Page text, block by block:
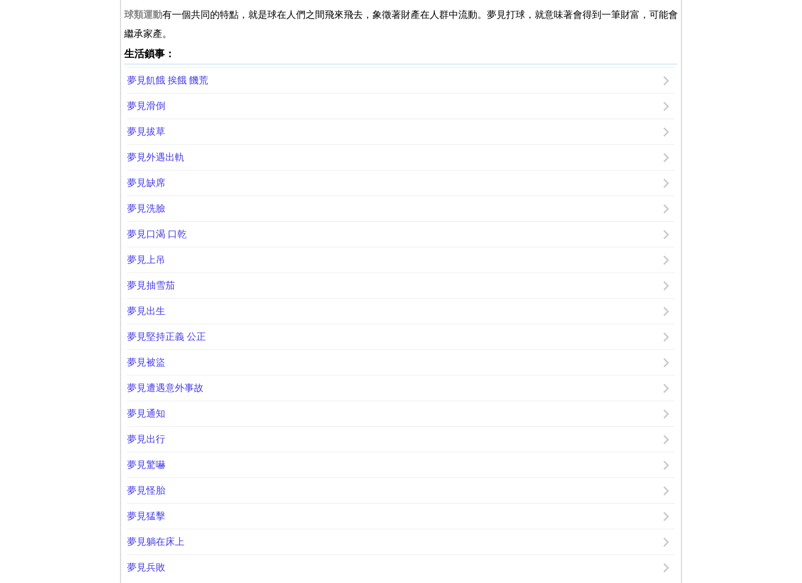
球類運動有一個共同的特點，就是球在人們之間飛來飛去，象徵著財產在人群中流動。夢見打球，就意味著會得到一筆財富，可能會
繼承家產。
生活鎖事：
夢見飢餓 挨餓 饑荒
夢見滑倒
夢見拔草
夢見外遇出軌
夢見缺席
夢見洗臉
夢見口渴 口乾
夢見上吊
夢見抽雪茄
夢見出生
夢見堅持正義 公正
夢見被盜
夢見遭遇意外事故
夢見通知
夢見出行
夢見驚嚇
夢見怪胎
夢見猛擊
夢見躺在床上
夢見兵敗